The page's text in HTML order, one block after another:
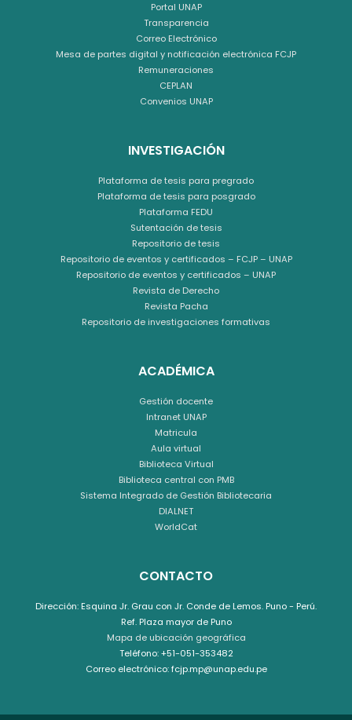
Portal UNAP
Transparencia
Correo Electrónico
Mesa de partes digital y notificación electrónica FCJP
Remuneraciones
CEPLAN
Convenios UNAP
INVESTIGACIÓN
Plataforma de tesis para pregrado
Plataforma de tesis para posgrado
Plataforma FEDU
Sutentación de tesis
Repositorio de tesis
Repositorio de eventos y certificados – FCJP – UNAP
Repositorio de eventos y certificados – UNAP
Revista de Derecho
Revista Pacha
Repositorio de investigaciones formativas
ACADÉMICA
Gestión docente
Intranet UNAP
Matricula
Aula virtual
Biblioteca Virtual
Biblioteca central con PMB
Sistema Integrado de Gestión Bibliotecaria
DIALNET
WorldCat
CONTACTO
Dirección: Esquina Jr. Grau con Jr. Conde de Lemos. Puno - Perú.
Ref. Plaza mayor de Puno
Mapa de ubicación geográfica
Teléfono: +51-051-353482
Correo electrónico: fcjp.mp@unap.edu.pe